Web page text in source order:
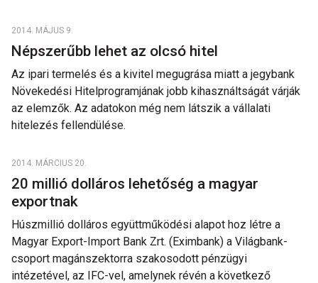
2014. MÁJUS 9.
Népszerűbb lehet az olcsó hitel
Az ipari termelés és a kivitel megugrása miatt a jegybank
Növekedési Hitelprogramjának jobb kihasználtságát várják
az elemzők. Az adatokon még nem látszik a vállalati
hitelezés fellendülése.
2014. MÁRCIUS 20.
20 millió dolláros lehetőség a magyar
exportnak
Húszmillió dolláros együttműködési alapot hoz létre a
Magyar Export-Import Bank Zrt. (Eximbank) a Világbank-
csoport magánszektorra szakosodott pénzügyi
intézetével, az IFC-vel, amelynek révén a következő